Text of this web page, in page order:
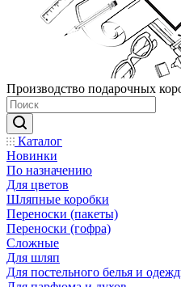
Производство подарочных
Каталог
Новинки
По назначению
Для цветов
Шляпные коробки
Переноски (пакеты)
Переноски (гофра)
Сложные
Для шляп
Для постельного белья и